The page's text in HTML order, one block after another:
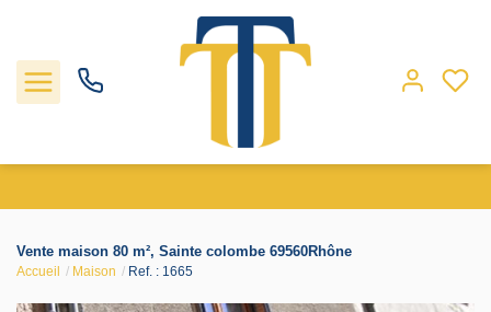
Vente maison 80 m², Sainte colombe 69560Rhône
Accueil Maison Ref. : 1665